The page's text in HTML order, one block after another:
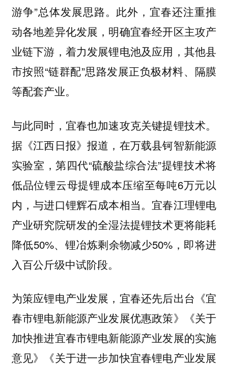
游争”总体发展思路。此外，宜春还注重推
动各地差异化发展，明确宜春经开区主攻产
业链下游，着力发展锂电池及应用，其他县
市按照“链群配”思路发展正负极材料、隔膜
等配套产业。
与此同时，宜春也加速攻克关键提锂技术。
据《江西日报》报道，在万载县钶智新能源
实验室，第四代“硫酸盐综合法”提锂技术将
低品位锂云母提锂成本压缩至每吨6万元以
内，与进口锂辉石成本相当。宜春江理锂电
产业研究院研发的全湿法提锂技术更将能耗
降低50%、锂冶炼剩余物减少50%，即将进
入百公斤级中试阶段。
为策应锂电产业发展，宜春还先后出台《宜
春市锂电新能源产业发展优惠政策》《关于
加快推进宜春市锂电新能源产业发展的实施
意见》《关于进一步加快宜春锂电产业发展